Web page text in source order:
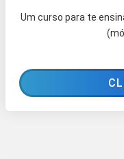
Um curso para te